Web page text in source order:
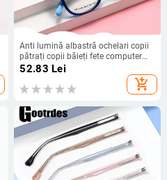
Anti lumină albastră ochelari copii
pătrați copii băieți fete computer
optic cadru bloc reflectorizant
pentru ochelari de vedere TR90
cadru
52.83 Lei
add_shopping_cart